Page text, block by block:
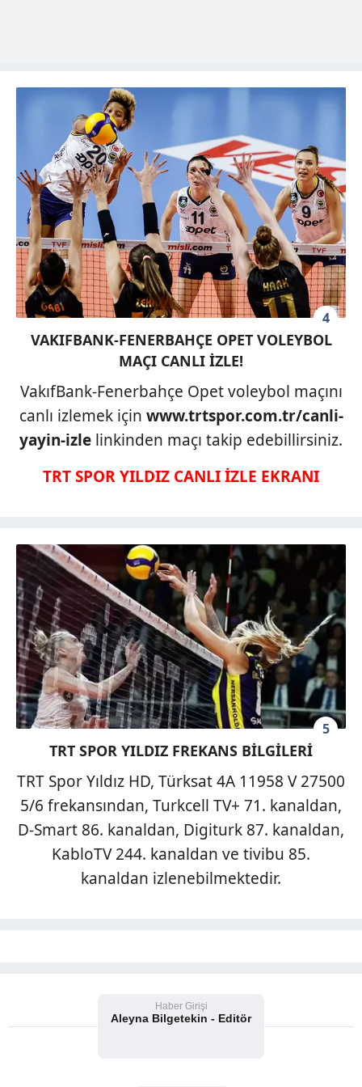
4
VAKIFBANK-FENERBAHÇE OPET VOLEYBOL
MAÇI CANLI İZLE!
VakıfBank-Fenerbahçe Opet voleybol maçını
canlı izlemek için www.trtspor.com.tr/canli-
yayin-izle linkinden maçı takip edebillirsiniz.
TRT SPOR YILDIZ CANLI İZLE EKRANI
5
TRT SPOR YILDIZ FREKANS BİLGİLERİ
TRT Spor Yıldız HD, Türksat 4A 11958 V 27500
5/6 frekansından, Turkcell TV+ 71. kanaldan,
D-Smart 86. kanaldan, Digiturk 87. kanaldan,
KabloTV 244. kanaldan ve tivibu 85.
kanaldan izlenebilmektedir.
Haber Girişi
Aleyna Bilgetekin - Editör